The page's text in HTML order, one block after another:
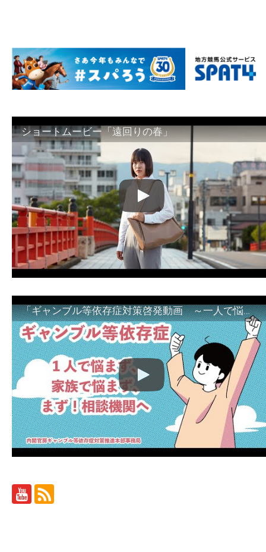
ショートムービー「遠回りの春」
「ギャンブル等依存症対策啓発動画 ～一人で悩まず、家族で悩まず、まず！相談機関へ～」